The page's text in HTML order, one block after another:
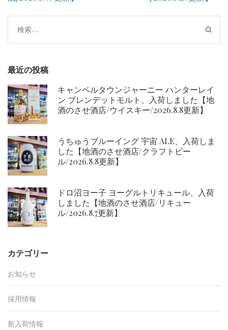
シ
ョ
検
索:
最近の投稿
キャンベルタウンジャーニー ハンターレイ
ン ブレンデットモルト、入荷しました【地
酒のさせ酒店/ウイスキー/2026.8.8更新】
うちゅうブルーイング 宇宙 ALE、入荷しま
した【地酒のさせ酒店/クラフトビー
ル/2026.8.8更新】
ドロ沼ヨー子 ヨーグルトリキュール、入荷
しました【地酒のさせ酒店/リキュー
ル/2026.8.7更新】
カテゴリー
お知らせ
採用情報
新入荷情報